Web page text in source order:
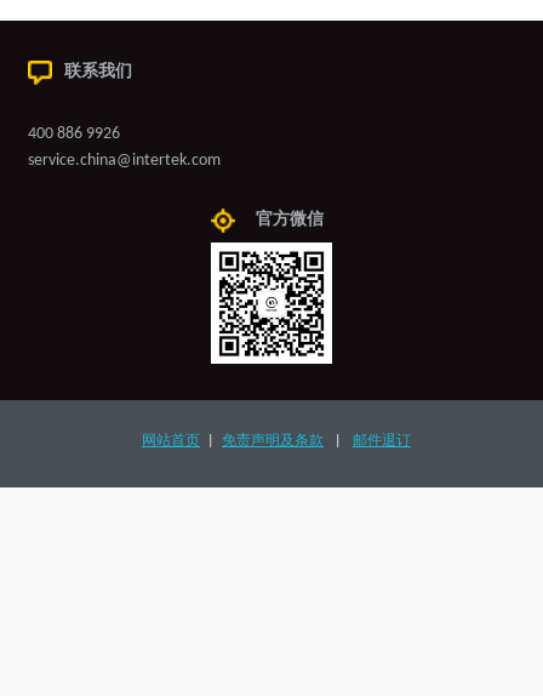
联系我们
400 886 9926
service.china@intertek.com
官方微信
网站首页 免责声明及条款 邮件退订